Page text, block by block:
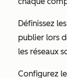
Définissez
publier lors
les réseaux
Configurez